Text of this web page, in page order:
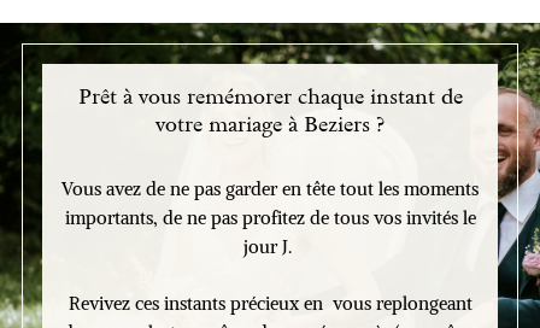
Prêt à vous remémorer chaque instant de
votre mariage à Beziers ?
Vous avez de ne pas garder en tête tout les moments
importants, de ne pas profitez de tous vos invités le
jour J.
Revivez ces instants précieux en vous replongeant